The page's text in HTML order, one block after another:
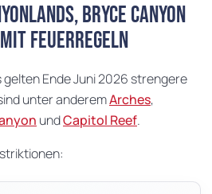
Bryce Canyon
Feuerregeln
gelten Ende Juni 2026 strengere
unter anderemArches,
undCapitol Reef.